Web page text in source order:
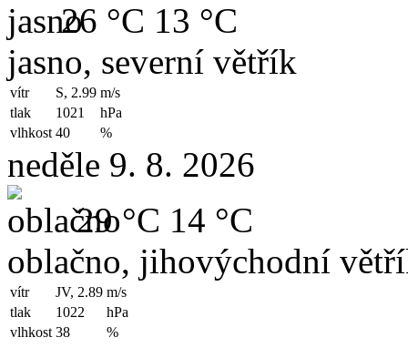
26 °C 13 °C
jasno, severní větřík
vítr S, 2.99 m/s
tlak
1021
hPa
vlhkost 40 %
neděle 9. 8. 2026
29 °C 14 °C
oblačno, jihovýchodní
vítr JV, 2.89 m/s
tlak
1022
hPa
vlhkost 38 %